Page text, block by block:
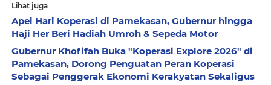
Lihat juga
Apel Hari Koperasi di Pamekasan, Gubernur hingga
Haji Her Beri Hadiah Umroh & Sepeda Motor
Gubernur Khofifah Buka "Koperasi Explore 2026" di
Pamekasan, Dorong Penguatan Peran Koperasi
Sebagai Penggerak Ekonomi Kerakyatan Sekaligus